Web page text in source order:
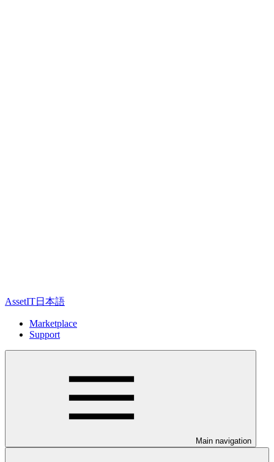
AssetIT日本語
Marketplace
Support
Main navigation